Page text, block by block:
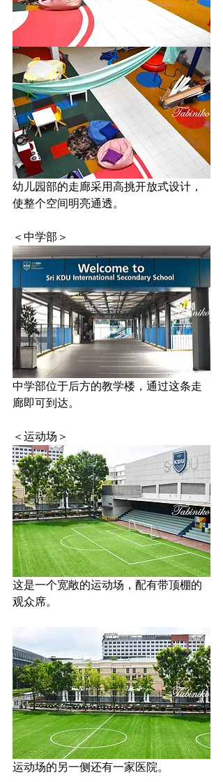
幼儿园部的走廊采用高挑开放式设计，
使整个空间明亮通透。
＜中学部＞
中学部位于后方的教学楼，通过这条走
廊即可到达。
＜运动场＞
这是一个宽敞的运动场，配有带顶棚的
观众席。
运动场的另一侧还有一家医院。